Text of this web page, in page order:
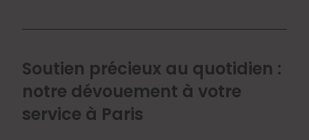
Soutien précieux au quotidien :
notre dévouement à votre
service à Paris